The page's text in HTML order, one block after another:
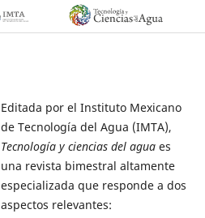
Editada por el Instituto Mexicano
de Tecnología del Agua (IMTA),
Tecnología y ciencias del aguaes
una revista bimestral altamente
especializada que responde a dos
aspectos relevantes: